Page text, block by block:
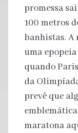
promessa
100 metros
banhistas. A
uma
quando
da
prevê que
maratona